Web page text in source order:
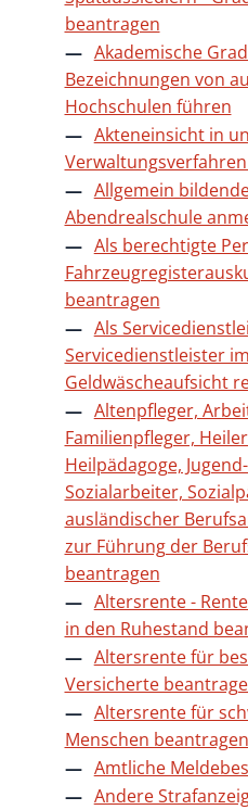
beantragen
Akademische
Bezeichnungen von
Hochschulen führen
Akteneinsicht in
Allgemein
Abendrealschule
Als berechtigte
beantragen
Als
Servicedienstleister
Geldwäscheaufsicht
Altenpfleger,
Familienpfleger,
Heilpädagoge,
Sozialarbeiter,
ausländischer
zur Führung der
beantragen
Altersrente -
in den Ruhestand
Altersrente für
Versicherte
Altersrente für
Menschen beantragen
Amtliche
Andere